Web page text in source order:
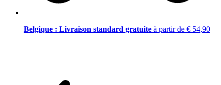
Belgique : Livraison standard gratuite à partir de € 54,90